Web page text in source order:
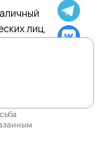
лиц,